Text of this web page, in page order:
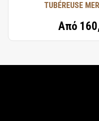
TUBÉREUSE
Από